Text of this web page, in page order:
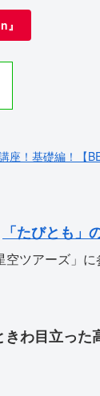
座！基礎編！【
「たびとも」
空ツアーズ」
きわ目立った